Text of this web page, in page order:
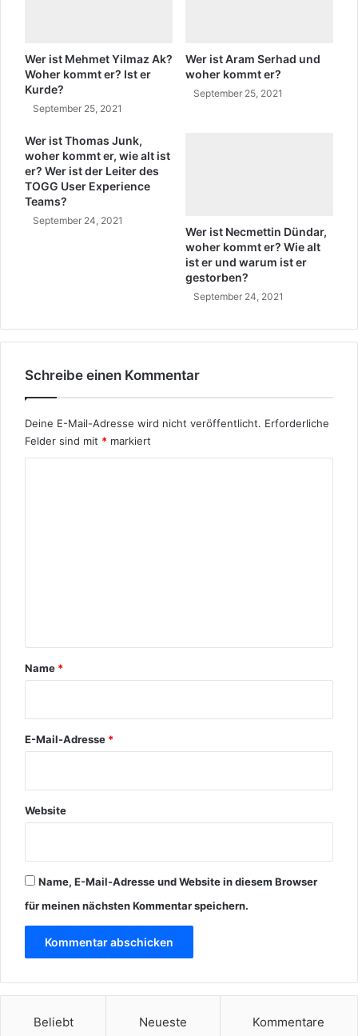
Wer ist Mehmet Yilmaz Ak?
Woher kommt er? Ist er
Kurde?
September 25, 2021
Wer ist Aram Serhad und
woher kommt er?
September 25, 2021
Wer ist Thomas Junk,
woher kommt er, wie alt ist
er? Wer ist der Leiter des
TOGG User Experience
Teams?
September 24, 2021
Wer ist Necmettin Dündar,
woher kommt er? Wie alt
ist er und warum ist er
gestorben?
September 24, 2021
Schreibe einen Kommentar
Deine E-Mail-Adresse wird nicht veröffentlicht. Erforderliche
Felder sind mit * markiert
rName *
E-Mail-Adresse *
Website
Name, E-Mail-Adresse und Website in diesem Browser
für meinen nächsten Kommentar speichern.
Beliebt Neueste Kommentare